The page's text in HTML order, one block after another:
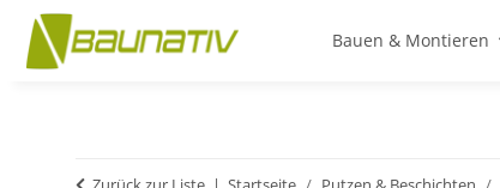
Bauen & Montieren